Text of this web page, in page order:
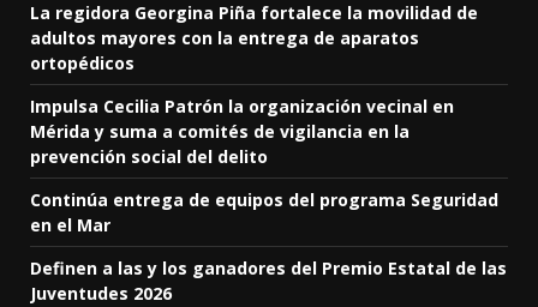
La regidora Georgina Piña fortalece la movilidad de
adultos mayores con la entrega de aparatos
ortopédicos
Impulsa Cecilia Patrón la organización vecinal en
Mérida y suma a comités de vigilancia en la
prevención social del delito
Continúa entrega de equipos del programa Seguridad
en el Mar
Definen a las y los ganadores del Premio Estatal de las
Juventudes 2026